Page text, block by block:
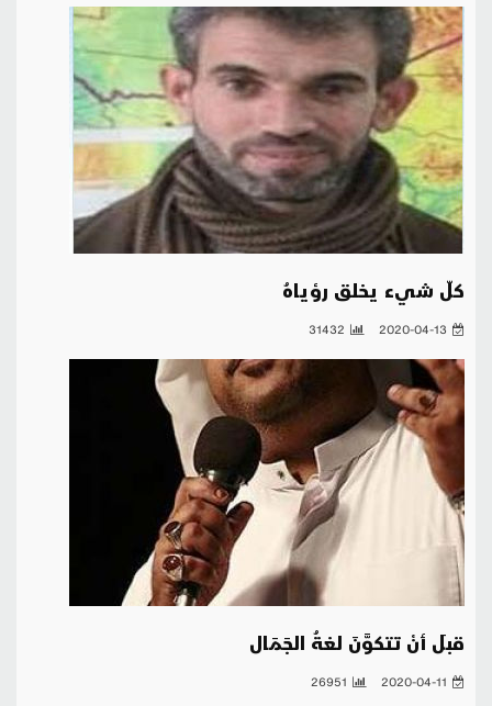
كلّ شيء يخلق رؤياهُ
2020-04-13
31432
قبلَ أنْ تتكوَّنَ لغةُ الجَمَال
2020-04-11
26951